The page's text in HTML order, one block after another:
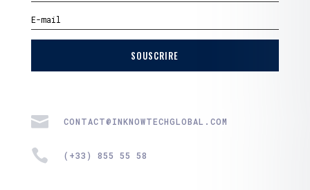
SOUSCRIRE
 CONTACT@INKNOWTECHGLOBAL.COM
 (+33) 855 55 58